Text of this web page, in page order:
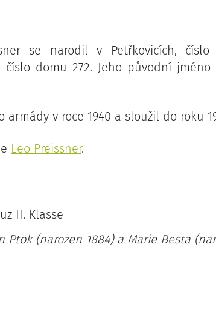
se narodil v Petřkovicích,
číslo domu 272. Jeho původní
armády v roce 1940 a sloužil do roku
Leo Preissner.
II. Klasse
Ptok (narozen 1884) a Marie Besta